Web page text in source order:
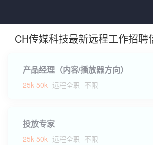
CH传媒科技最新远程工作招聘
产品经理（内容/播放器方向）
25k-50k 远程全职 不限
投放专家
25k-50k 远程全职 不限